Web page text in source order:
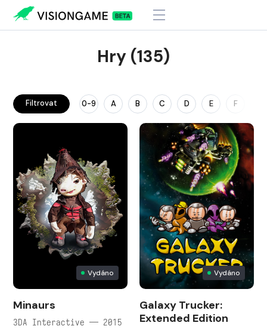
Hry (135)
Filtrovat 0-9 A B C D E F
Vydáno
Minaurs
3DA Interactive — 2015
Vydáno
Galaxy Trucker:
Extended Edition